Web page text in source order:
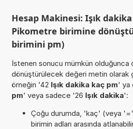
Hesap Makinesi: Işık
Pikometre birimine
birimini pm)
İstenen sonucu mümkün olduğunca
dönüştürülecek değeri metin olarak
örneğin '42 Işık dakika kaç pm' ya
pm' veya sadece '26 Işık dakika':
Çoğu durumda, 'kaç' (veya
birimin adları arasında